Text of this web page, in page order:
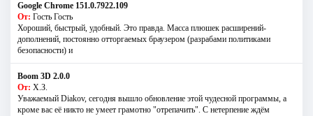
Google Chrome 151.0.7922.109
От: Гость Гость
Хороший, быстрый, удобный. Это правда. Масса плюшек расширений-
дополнений, постоянно отторгаемых браузером (разрабами политиками
безопасности) и
Boom 3D 2.0.0
От: Х.З.
Уважаемый Diakov, сегодня вышло обновление этой чудесной программы, а
кроме вас её никто не умеет грамотно "отрепачить". С нетерпение ждём